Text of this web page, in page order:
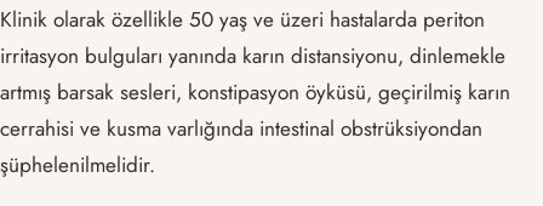
Klinik olarak özellikle 50 yaş ve üzeri hastalarda periton
irritasyon bulguları yanında karın distansiyonu, dinlemekle
artmış barsak sesleri, konstipasyon öyküsü, geçirilmiş karın
cerrahisi ve kusma varlığında intestinal obstrüksiyondan
şüphelenilmelidir.